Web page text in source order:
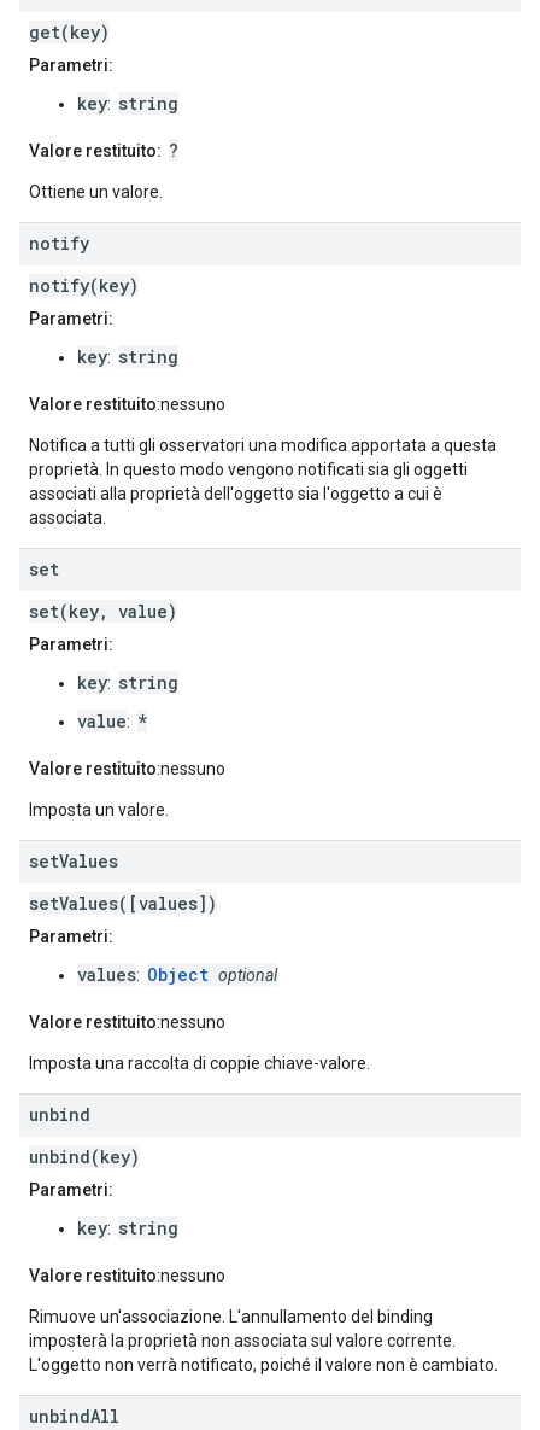
get(key)
Parametri:
key: string
Valore restituito: ?
Ottiene un valore.
notify
notify(key)
Parametri:
key: string
Valore restituito:nessuno
Notifica a tutti gli osservatori una modifica apportata a questa
proprietà. In questo modo vengono notificati sia gli oggetti
associati alla proprietà dell'oggetto sia l'oggetto a cui è
associata.
set
set(key, value)
Parametri:
key: string
value: *
Valore restituito:nessuno
Imposta un valore.
setValues
setValues([values])
Parametri:
values: Object optional
Valore restituito:nessuno
Imposta una raccolta di coppie chiave-valore.
unbind
unbind(key)
Parametri:
key: string
Valore restituito:nessuno
Rimuove un'associazione. L'annullamento del binding
imposterà la proprietà non associata sul valore corrente.
L'oggetto non verrà notificato, poiché il valore non è cambiato.
unbindAll